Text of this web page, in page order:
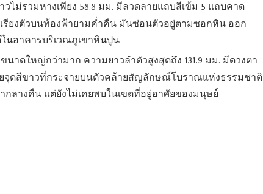
ไม่รวมหางเพียง 58.8 มม. มีลวดลายแถบสีเข้ม 5 แถบคาด
รียงตัวบนท้องฟ้ายามค่ำคืน มันซ่อนตัวอยู่ตามซอกหิน ออก
นอาคารบริเวณภูเขาหินปูน
าดใหญ่กว่ามาก ความยาวลำตัวสูงสุดถึง 131.9 มม. มีดวงตา
ยจุดสีขาวที่กระจายบนตัวคล้ายสัญลักษณ์โบราณแห่งธรรมชาติ
ลางคืน แต่ยังไม่เคยพบในเขตที่อยู่อาศัยของมนุษย์